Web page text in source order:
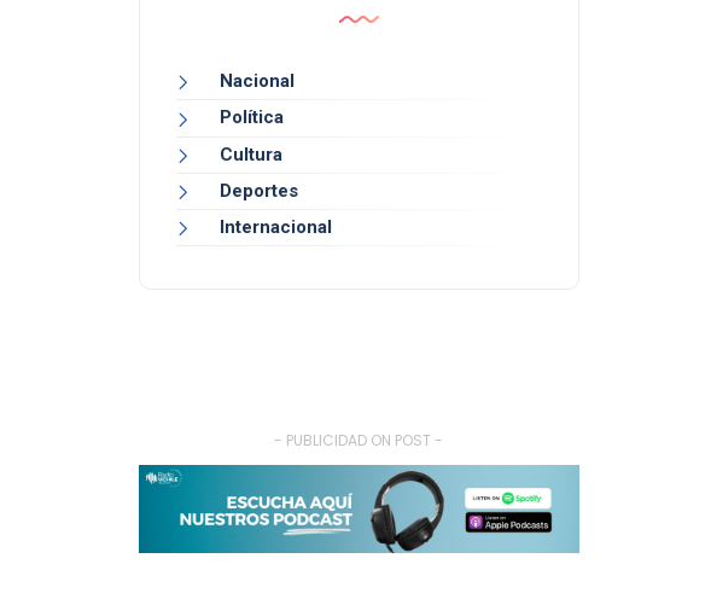
Nacional
Política
Cultura
Deportes
Internacional
- PUBLICIDAD ON POST -